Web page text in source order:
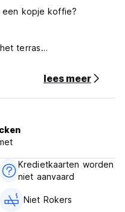
een kopje koffie?
terras
- PM 22:00）
wasserette
van 12H￥500
Chatan-gebied
lees meer
Kredietkaarten worden
niet aanvaard
Niet Rokers